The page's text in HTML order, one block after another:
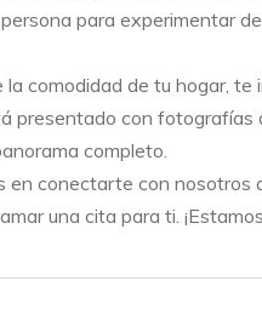
para experimentar
comodidad de tu hogar,
presentado con fotografías
completo.
en conectarte con nosotros
una cita para ti.